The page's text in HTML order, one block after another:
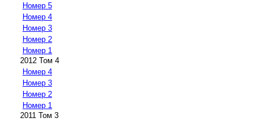
Номер 5
Номер 4
Номер 3
Номер 2
Номер 1
2012 Том 4
Номер 4
Номер 3
Номер 2
Номер 1
2011 Том 3